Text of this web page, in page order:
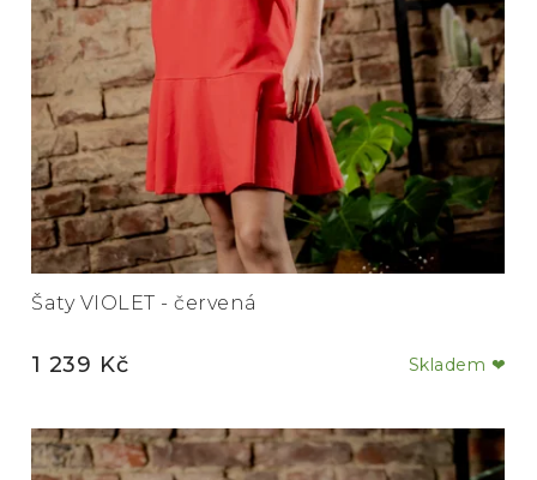
Šaty VIOLET - červená
Skladem ❤
1 239 Kč